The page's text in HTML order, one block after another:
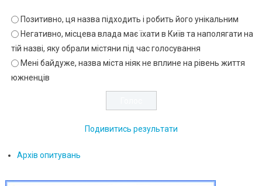
Позитивно, ця назва підходить і робить його унікальним
Негативно, місцева влада має їхати в Київ та наполягати на
тій назві, яку обрали містяни під час голосування
Мені байдуже, назва міста ніяк не вплине на рівень життя
южненців
Подивитись результати
Архів опитувань